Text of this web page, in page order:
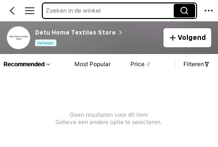
Zoeken in de winkel
Detu Home Textiles Store
Verkoper
Volgend
Recommended Most Popular Price Filteren
Geen resultaten voor dit item
Gelieve een andere optie te selecteren.